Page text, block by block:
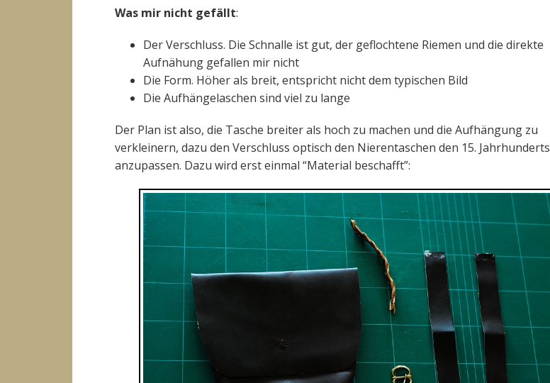
Was mir nicht gefällt:
Der Verschluss. Die Schnalle ist gut, der geflochtene Riemen und die direkte
Aufnähung gefallen mir nicht
Die Form. Höher als breit, entspricht nicht dem typischen Bild
Die Aufhängelaschen sind viel zu lange
Der Plan ist also, die Tasche breiter als hoch zu machen und die Aufhängung zu
verkleinern, dazu den Verschluss optisch den Nierentaschen den 15. Jahrhunderts
anzupassen. Dazu wird erst einmal “Material beschafft”: